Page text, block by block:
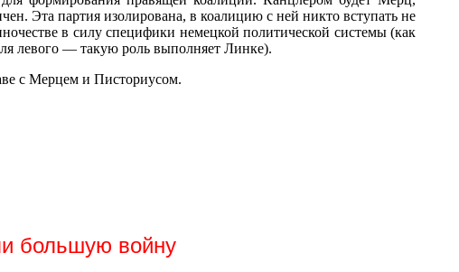
Эта партия изолирована, в коалицию с ней никто вступать не
в силу специфики немецкой политической системы (как
левого — такую роль выполняет Линке).
с Мерцем и Писториусом.
большую войну